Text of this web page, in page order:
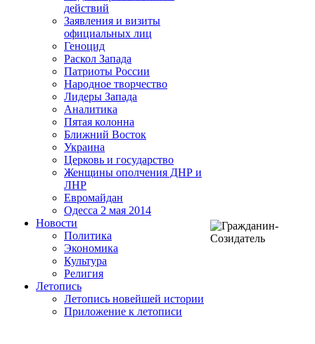
действий
Заявления и визиты
официальных лиц
Геноцид
Раскол Запада
Патриоты России
Народное творчество
Лидеры Запада
Аналитика
Пятая колонна
Ближний Восток
Украина
Церковь и государство
Женщины ополчения ДНР и
ЛНР
Евромайдан
Одесса 2 мая 2014
Новости
Политика
Экономика
Культура
Религия
Летопись
Летопись новейшей истории
Приложение к летописи